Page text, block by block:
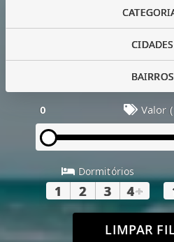
CIDADES
BAIRROS
0 Valor
Dormitórios
1 2 3 4+
LIMPAR